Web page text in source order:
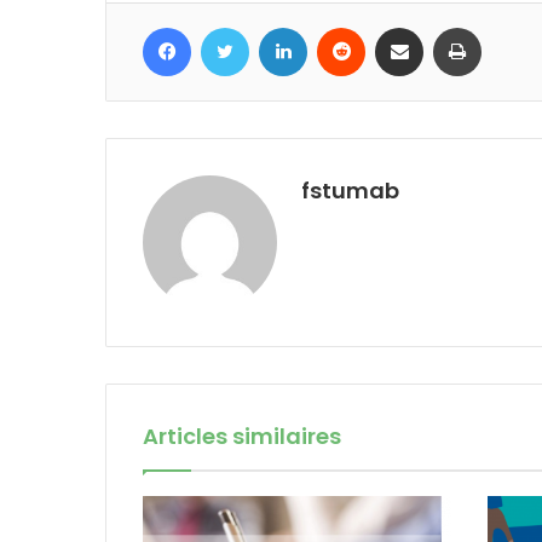
FacebookTwitter Linkedin Reddit Partager par email
fstumab
Articles similaires